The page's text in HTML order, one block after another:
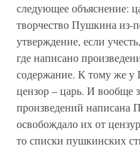
следующее объяснение:
творчество Пушкина из-
утверждение, если
где написано
содержание. К тому же
цензор – царь. И вообще
произведений написана
освобождало их от
то списки пушкинских